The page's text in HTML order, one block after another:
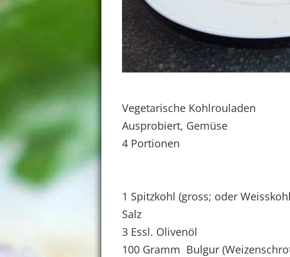
Vegetarische Kohlrouladen
Ausprobiert, Gemüse
4 Portionen
1 Spitzkohl (gross; oder
Salz
3 Essl. Olivenöl
100 Gramm Bulgur